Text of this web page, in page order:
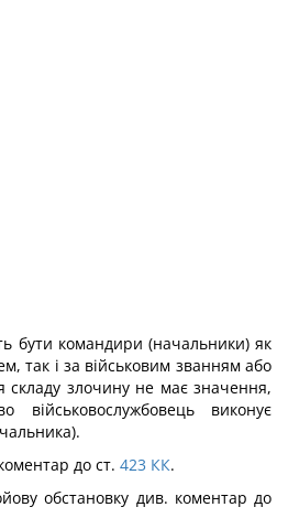
бути командири (начальники) як
так і за військовим званням або
складу зло­чину не має значення,
військовослужбовець виконує
до ст. 423 КК.
обстановку див. коментар до